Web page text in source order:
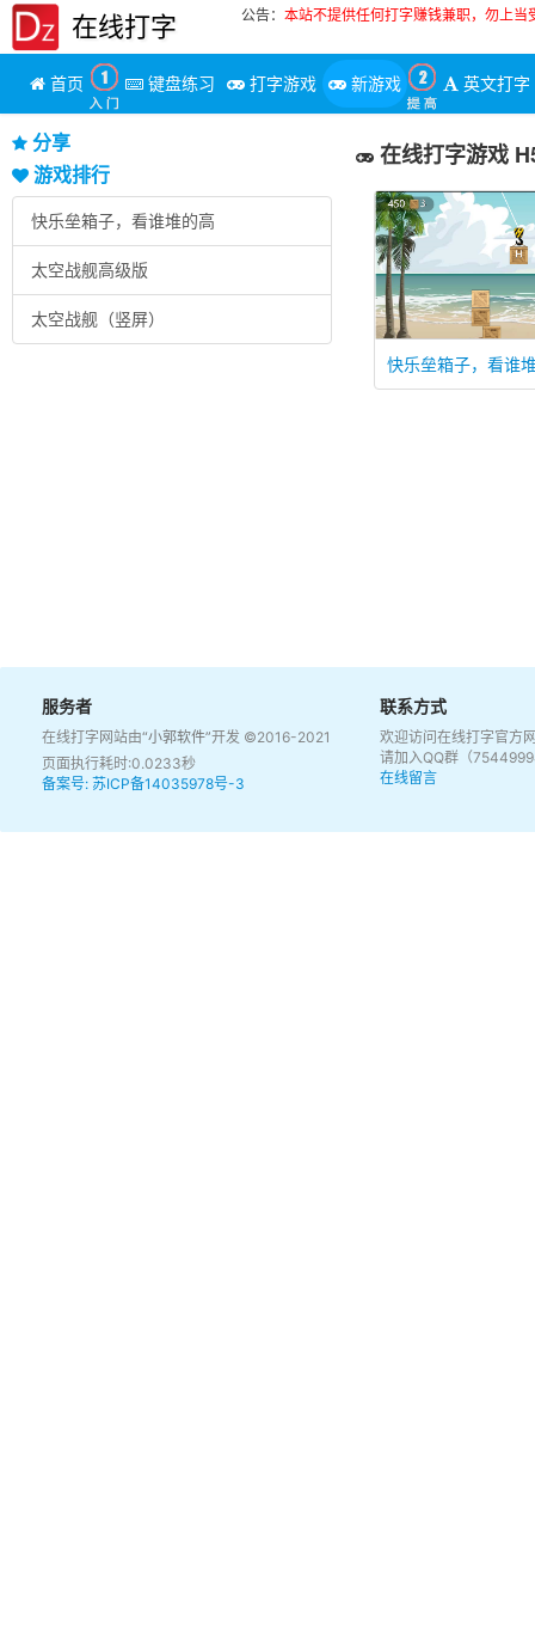
在线打字 公告： 本站不提供任何打字赚钱兼职，勿上当
首页 键盘练习 打字游戏 新游戏 英文打字
分享
游戏排行
快乐垒箱子，看谁堆的高
太空战舰高级版
太空战舰（竖屏）
在线打字游戏
快乐垒箱子，看谁
服务者
在线打字网站由“小郭软件”开发 ©2016-2021
页面执行耗时:0.0233秒
备案号: 苏ICP备14035978号-3
联系方式
欢迎访问在线打字官方
请加入QQ群（
在线留言